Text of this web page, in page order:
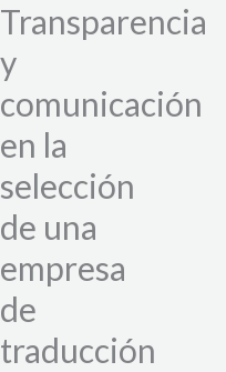
Transparencia
y
comunicación
en la
selección
de una
empresa
de
traducción